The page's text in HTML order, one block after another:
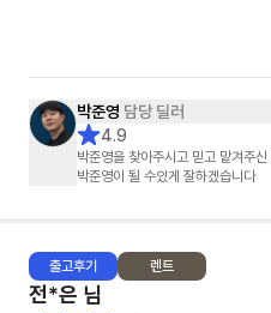
박준영 담당 딜러
4.9
박준영을 찾아주시고 믿고 맡겨주
박준영이 될 수있게 잘하겠습니다
출고후기 렌트
전*은 님